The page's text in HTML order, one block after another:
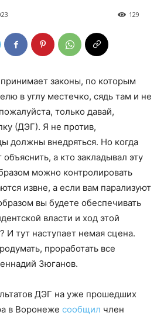
129
законы, по которым
в углу местечко, сядь там и не
только давай,
(ДЭГ). Я не против,
должны внедряться. Но когда
а кто закладывал эту
можно контролировать
извне, а если вам парализуют
вы будете обеспечивать
власти и ход этой
И тут наступает немая сцена.
проработать все
Зюганов.
ДЭГ на уже прошедших
в Воронеже сообщил член